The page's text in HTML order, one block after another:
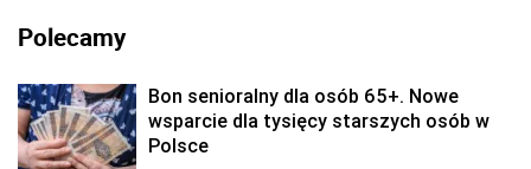
Polecamy
Bon senioralny dla osób 65+. Nowe
wsparcie dla tysięcy starszych osób w
Polsce